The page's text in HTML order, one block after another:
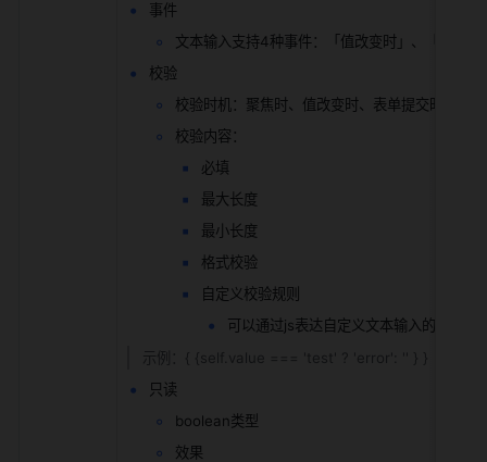
事件
文本输入支持4种事件：「值改变时」、「聚焦
校验
校验时机：聚焦时、值改变时、表单提交时（如
校验内容：
必填
最大长度
最小长度
格式校验
自定义校验规则
可以通过js表达自定义文本输入的校验规
示例：{ {self.value === 'test' ? 'error': '' } }
只读
boolean类型
效果